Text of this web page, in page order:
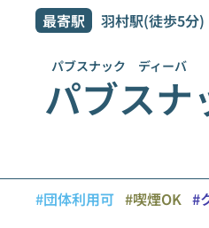
最寄駅 羽村駅(徒歩5分)
パブスナック ディーバ
パブス
#団体利用可 #喫煙OK #